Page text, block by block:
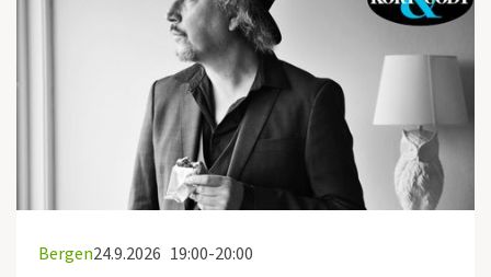
Bergen24.9.2026 19:00-20:00